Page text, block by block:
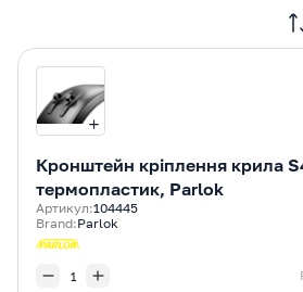
Кронштейн кріплення крила
термопластик, Parlok
Артикул:104445
Brand:Parlok